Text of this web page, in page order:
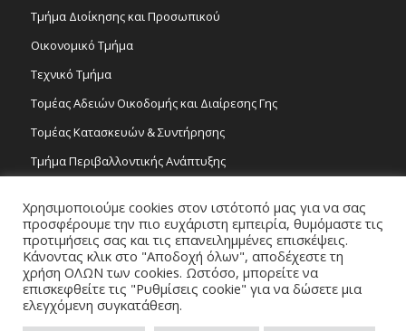
Τμήμα Διοίκησης και Προσωπικού
Οικονομικό Τμήμα
Τεχνικό Τμήμα
Τομέας Αδειών Οικοδομής και Διαίρεσης Γης
Τομέας Κατασκευών & Συντήρησης
Τμήμα Περιβαλλοντικής Ανάπτυξης
Τομέας Γραμμάτων και Τεχνών
Τροχονομία
Χρησιμοποιούμε cookies στον ιστότοπό μας για να σας
προσφέρουμε την πιο ευχάριστη εμπειρία, θυμόμαστε τις
προτιμήσεις σας και τις επανειλημμένες επισκέψεις.
Κάνοντας κλικ στο "Αποδοχή όλων", αποδέχεστε τη
χρήση ΟΛΩΝ των cookies. Ωστόσο, μπορείτε να
επισκεφθείτε τις "Ρυθμίσεις cookie" για να δώσετε μια
ελεγχόμενη συγκατάθεση.